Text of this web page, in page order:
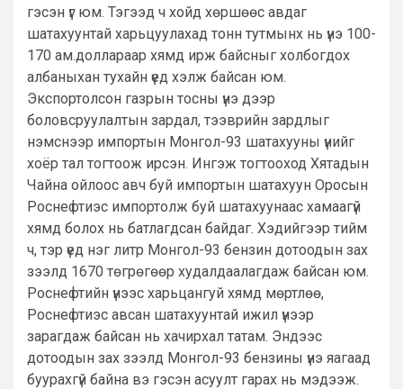
гэсэн үг юм. Тэгээд ч хойд хөршөөс авдаг
шатахуунтай харьцуулахад тонн тутмынх нь үнэ 100-
170 ам.доллараар хямд ирж байсныг холбогдох
албаныхан тухайн үед хэлж байсан юм.
Экспортолсон газрын тосны үнэ дээр
боловсруулалтын зардал, тээврийн зардлыг
нэмснээр импортын Монгол-93 шатахууны үнийг
хоёр тал тогтоож ирсэн. Ингэж тогтооход Хятадын
Чайна ойлоос авч буй импортын шатахуун Оросын
Роснефтиэс импортолж буй шатахуунаас хамаагүй
хямд болох нь батлагдсан байдаг. Хэдийгээр тийм
ч, тэр үед нэг литр Монгол-93 бензин дотоодын зах
зээлд 1670 төгрөгөөр худалдаалагдаж байсан юм.
Роснефтийн үнээс харьцангуй хямд мөртлөө,
Роснефтиэс авсан шатахуунтай ижил үнээр
зарагдаж байсан нь хачирхал татам. Эндээс
дотоодын зах зээлд Монгол-93 бензины үнэ яагаад
буурахгүй байна вэ гэсэн асуулт гарах нь мэдээж.